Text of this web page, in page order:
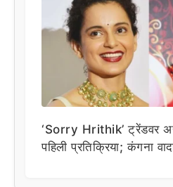
‘Sorry Hrithik’ ट्रेंडवर
पहिली प्रतिक्रिया; कंगना